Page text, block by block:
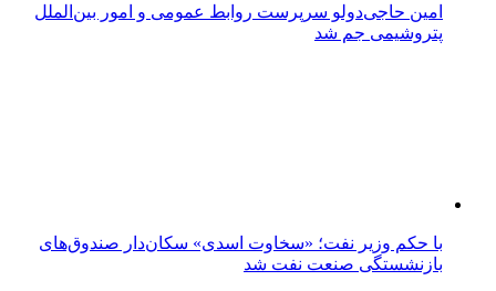
امین حاجی‌دولو سرپرست روابط عمومی و امور بین‌الملل
پتروشیمی جم شد
با حکم وزیر نفت؛ «سخاوت اسدی» سکان‌دار صندوق‌های
بازنشستگی صنعت نفت شد